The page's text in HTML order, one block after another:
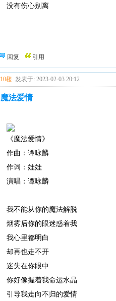
没有伤心别离
回复 引用
10楼 发表于: 2023-02-03 20:12
魔法爱情
《魔法爱情》
作曲：谭咏麟
作词：娃娃
演唱：谭咏麟
我不能从你的魔法解脱
烟雾后你的眼迷惑着我
我心里都明白
却再也走不开
迷失在你眼中
你好像握着我命运水晶
引导我走向不归的爱情